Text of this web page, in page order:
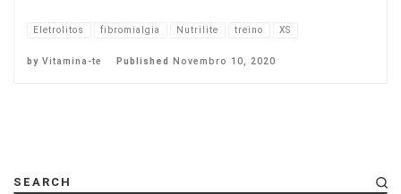
Eletrolitos fibromialgia Nutrilite treino XS
by Vitamina-te Published Novembro 10, 2020
SEARCH